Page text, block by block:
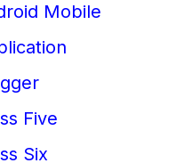
Mobile
Five
Six